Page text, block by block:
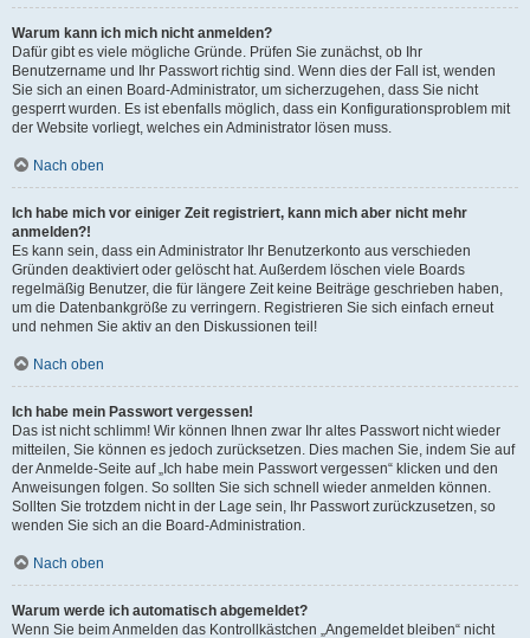
Warum kann ich mich nicht anmelden?
Dafür gibt es viele mögliche Gründe. Prüfen Sie zunächst, ob Ihr
Benutzername und Ihr Passwort richtig sind. Wenn dies der Fall ist, wenden
Sie sich an einen Board-Administrator, um sicherzugehen, dass Sie nicht
gesperrt wurden. Es ist ebenfalls möglich, dass ein Konfigurationsproblem mit
der Website vorliegt, welches ein Administrator lösen muss.
Nach oben
Ich habe mich vor einiger Zeit registriert, kann mich aber nicht mehr
anmelden?!
Es kann sein, dass ein Administrator Ihr Benutzerkonto aus verschieden
Gründen deaktiviert oder gelöscht hat. Außerdem löschen viele Boards
regelmäßig Benutzer, die für längere Zeit keine Beiträge geschrieben haben,
um die Datenbankgröße zu verringern. Registrieren Sie sich einfach erneut
und nehmen Sie aktiv an den Diskussionen teil!
Nach oben
Ich habe mein Passwort vergessen!
Das ist nicht schlimm! Wir können Ihnen zwar Ihr altes Passwort nicht wieder
mitteilen, Sie können es jedoch zurücksetzen. Dies machen Sie, indem Sie auf
der Anmelde-Seite auf „Ich habe mein Passwort vergessen“ klicken und den
Anweisungen folgen. So sollten Sie sich schnell wieder anmelden können.
Sollten Sie trotzdem nicht in der Lage sein, Ihr Passwort zurückzusetzen, so
wenden Sie sich an die Board-Administration.
Nach oben
Warum werde ich automatisch abgemeldet?
Wenn Sie beim Anmelden das Kontrollkästchen „Angemeldet bleiben“ nicht